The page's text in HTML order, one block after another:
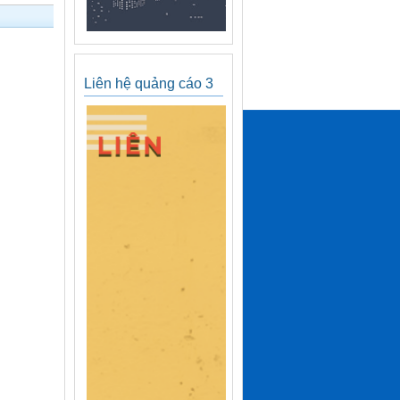
Liên hệ quảng cáo 3